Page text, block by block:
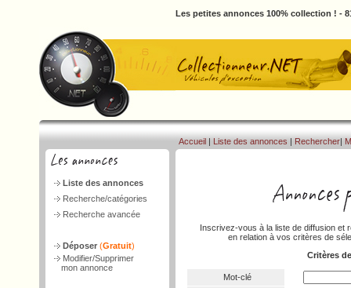
Les petites annonces 100% collection ! -
Liste des annonces
Recherche/catégories
Recherche avancée
Déposer (Gratuit)
Modifier/Supprimer
mon annonce
Accueil | Liste des annonces | Rechercher|
Inscrivez-vous à la liste de diffusion et
en relation à vos critères de
Critères
Mot-clé